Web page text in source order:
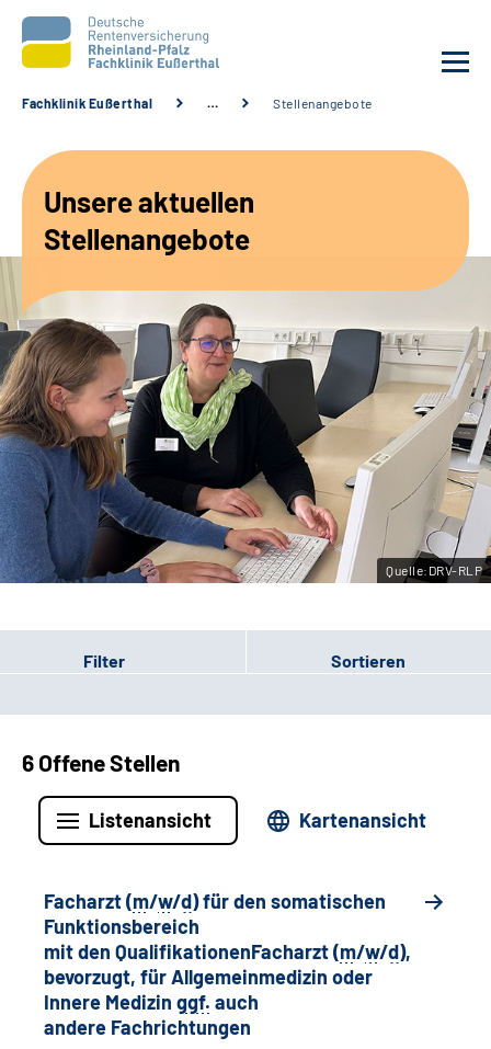
Unsere Angebote
Karriere
Beratungsstellen &
Zuweisende
Suche
Leichte Sprache
Gebärdensprache
Fachklinik Eußerthal … Stellenangebote
Unsere aktuellen
Stellenangebote
Quelle:DRV-RLP
Filter Sortieren
6 Offene Stellen
Listenansicht Kartenansicht
Facharzt (m/w/d) für den somatischen
Funktionsbereich
mit den QualifikationenFacharzt (m/w/d),
bevorzugt, für Allgemeinmedizin oder
Innere Medizin ggf. auch
andere Fachrichtungen